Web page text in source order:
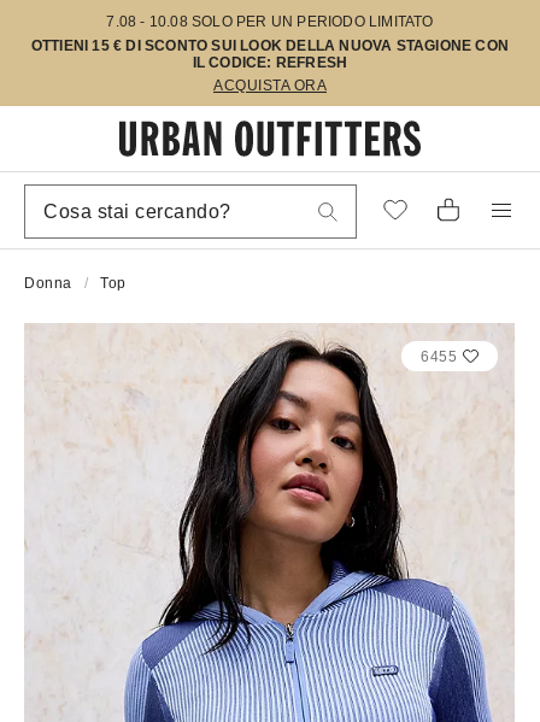
7.08 - 10.08 SOLO PER UN PERIODO LIMITATO
OTTIENI 15 € DI SCONTO SUI LOOK DELLA NUOVA STAGIONE CON
IL CODICE: REFRESH
ACQUISTA ORA
Donna Top
6455